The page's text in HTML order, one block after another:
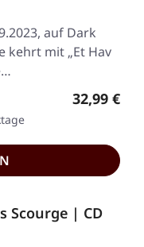
auf Dark
kehrt mit „Et Hav
Regulärer
32,99 €
Scourge | CD